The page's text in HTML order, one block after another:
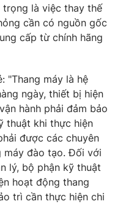
không có sự chấp
khi phát hành lại
trọng là việc thay thế
cần có nguồn gốc
cấp từ chính hãng
"Thang máy là hệ
ngày, thiết bị hiện
hành phải đảm bảo
thuật khi thực hiện
được các chuyên
máy đào tạo. Đối với
lý, bộ phận kỹ thuật
hoạt động thang
trì cần thực hiện chi